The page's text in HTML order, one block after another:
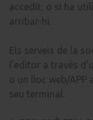
accedit, o si ha
arribar-hi.
Els serveis de la
l’editor a través
o un lloc web/APP
seu terminal.